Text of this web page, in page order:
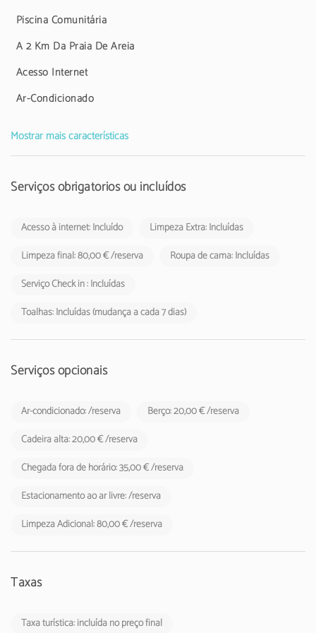
novembro de 2024, que será cobrada pelos empreendimentos
A Taxa Municipal Turística de Loulé em vigor desde1 de novembro
estabelecimentos de alojamento local aos respetivos hóspedes
Piscina Comunitária
A 2 Km Da Praia De Areia
Acesso Internet
Ar-Condicionado
Mostrar mais características
Serviços obrigatórios ou incluídos
Acesso à internet: Incluído
Limpeza Extra: Incluídas
Limpeza final: 80,00 € /reserva
Roupa de cama: Incluídas
Serviço Check in : Incluídas
Toalhas: Incluídas (mudança a cada 7 dias)
Serviços opcionais
Ar-condicionado: /reserva
Berço: 20,00 € /reserva
Cadeira alta: 20,00 € /reserva
Chegada fora de horário: 35,00 € /reserva
Estacionamento ao ar livre: /reserva
Limpeza Adicional: 80,00 € /reserva
Taxas
Taxa turística: incluída no preço final